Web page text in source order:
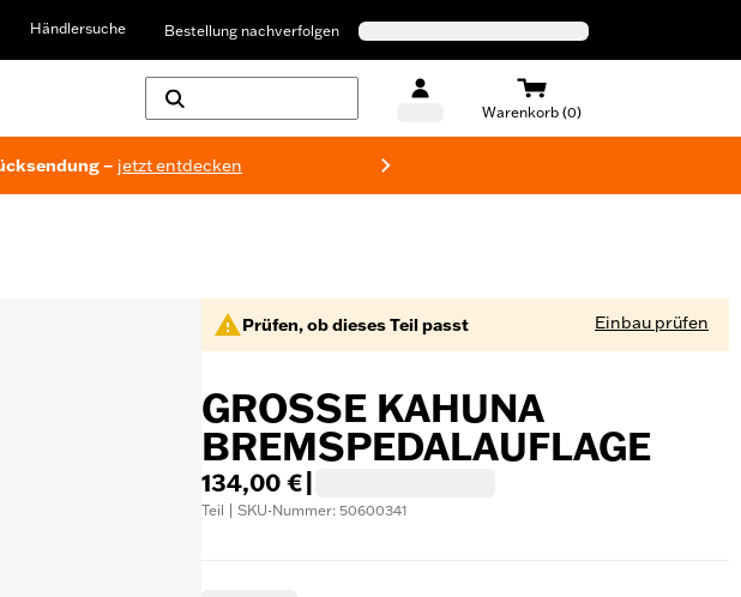
Händlersuche Bestellung nachverfolgen
Warenkorb (0)
– jetzt entdecken
Prüfen, ob dieses Teil passt Einbau prüfen
GROSSE KAHUNA B
REMSPEDALAUFLAGE
134,00 €
Teil | SKU-Nummer: 50600341